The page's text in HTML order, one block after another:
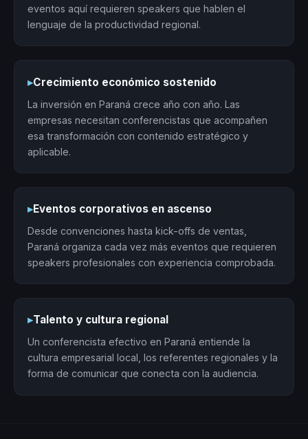
eventos aquí requieren speakers que hablen el
lenguaje de la productividad regional.
▸Crecimiento económico sostenido
La inversión en Paraná crece año con año. Las
empresas necesitan conferencistas que acompañen
esa transformación con contenido estratégico y
aplicable.
▸Eventos corporativos en ascenso
Desde convenciones hasta kick-offs de ventas,
Paraná organiza cada vez más eventos que requieren
speakers profesionales con experiencia comprobada.
▸Talento y cultura regional
Un conferencista efectivo en Paraná entiende la
cultura empresarial local, los referentes regionales y la
forma de comunicar que conecta con la audiencia.